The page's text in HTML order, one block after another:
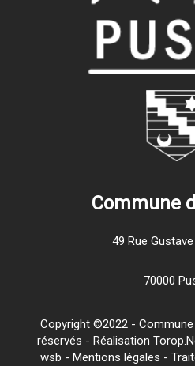
Commune
49 Rue
70000
Copyright ©2022 -
réservés - Réalisation
wsb - Mentions légales -